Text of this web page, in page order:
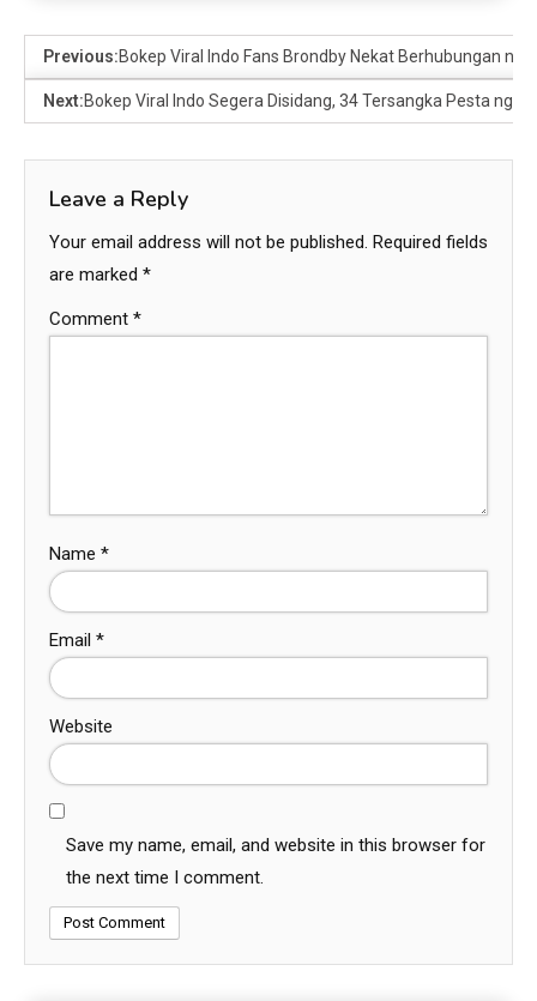
Previous:Bokep Viral Indo Fans Brondby Nekat Berhubungan
Next:Bokep Viral Indo Segera Disidang, 34 Tersangka Pesta
Leave a Reply
Your email address will not be published. Required fields
are marked *
Comment *
Name *
Email *
Website
Save my name, email, and website in this browser for
the next time I comment.